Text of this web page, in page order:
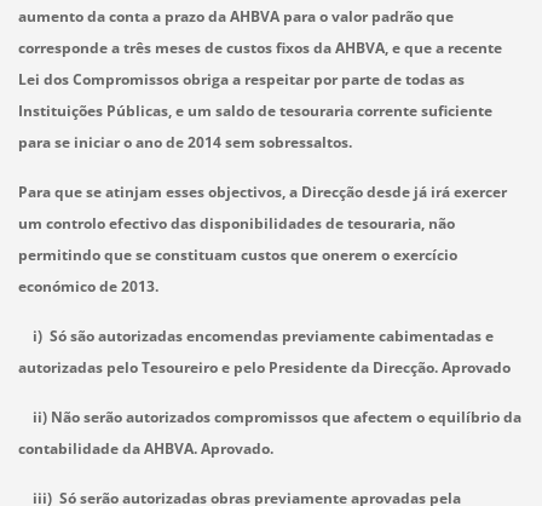
aumento da conta a prazo da AHBVA para o valor padrão que
corresponde a três meses de custos fixos da AHBVA, e que a recente
Lei dos Compromissos obriga a respeitar por parte de todas as
Instituições Públicas, e um saldo de tesouraria corrente suficiente
para se iniciar o ano de 2014 sem sobressaltos.
Para que se atinjam esses objectivos, a Direcção desde já irá exercer
um controlo efectivo das disponibilidades de tesouraria, não
permitindo que se constituam custos que onerem o exercício
económico de 2013.
i) Só são autorizadas encomendas previamente cabimentadas e
autorizadas pelo Tesoureiro e pelo Presidente da Direcção. Aprovado
ii) Não serão autorizados compromissos que afectem o equilíbrio da
contabilidade da AHBVA. Aprovado.
iii) Só serão autorizadas obras previamente aprovadas pela